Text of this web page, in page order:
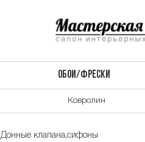
ОБОИ/ФРЕСКИ
Ковролин
Донные клапана,сифоны